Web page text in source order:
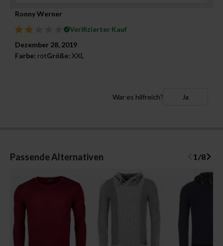
Ronny Werner
Verifizierter Kauf
Dezember 28, 2019
Farbe: rotGröße:XXL
War es hilfreich? Ja
Passende Alternativen 1/8